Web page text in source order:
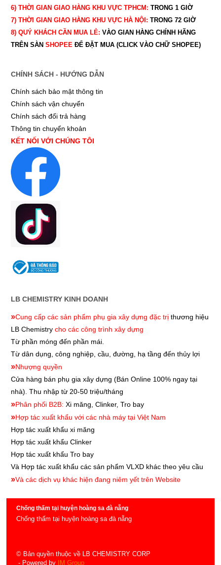
Chống thấm tại huyện hoàng sa đà nẵng
Chống thấm tại huyện hoàng sa đà nẵng
6) THỜI GIAN GIAO HÀNG KHU VỰC TPHCM: TRONG 1 GIỜ
7) THỜI GIAN GIAO HÀNG KHU VỰC HÀ NỘI: TRONG 72 GIỜ
8) QUÝ KHÁCH CẦN MUA LẺ: VÀO GIAN HÀNG CHÍNH HÃNG
TRÊN SÀN SHOPEEĐỂ ĐẶT MUA (CLICK VÀO CHỮ SHOPEE)
CHÍNH SÁCH - HƯỚNG DẪN
Chính sách bảo mật thông tin
Chính sách vận chuyển
Chính sách đổi trả hàng
Thông tin chuyển khoản
KẾT NỐI VỚI CHÚNG TÔI
LB CHEMISTRY KINH DOANH
»Cung cấp các sản phẩm phụ gia xây dựng đặc trị thương hiệu
LB Chemistrycho các công trình xây dựng
Từ phần móng đến phần mái.
Từ dân dụng, công nghiệp, cầu, đường, hạ tầng đến thủy lợi
»Nhượng quyền
Cửa hàng bán phụ gia xây dựng (Bán Online 100% ngay tại
nhà). Thu nhập từ 20-50 triệu/tháng
»Phân phối B2B: Xi măng, Clinker, Tro bay
»Hợp tác xuất khẩu với các nhà máy tại Việt Nam
Hợp tác xuất khẩu xi măng
Hợp tác xuất khẩu Clinker
Hợp tác xuất khẩu Tro bay
Và Hợp tác xuất khẩu các sản phẩm VLXD khác theo yêu cầu
»Và các dịch vụ khác hiện đang niêm yết trên Website
© Bản quyền thuộc về LB CHEMISTRY CORP
- Powered by
IM Group